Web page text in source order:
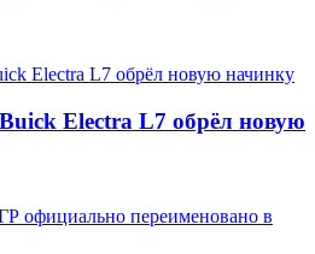
Electra L7 обрёл новую